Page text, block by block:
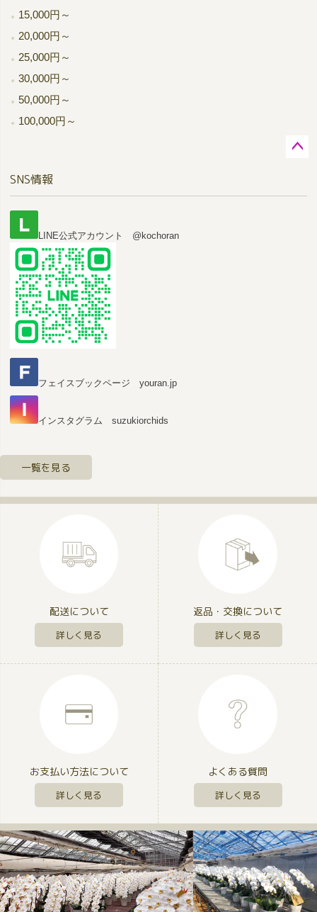
15,000円～
20,000円～
25,000円～
30,000円～
50,000円～
100,000円～
ップ
SNS情報
LINE公式アカウント @kochoran
フェイスブックページ youran.jp
インスタグラム suzukiorchids
一覧を見る
配送について
詳しく見る
返品・交換について
詳しく見る
お支払い方法について
詳しく見る
よくある質問
詳しく見る